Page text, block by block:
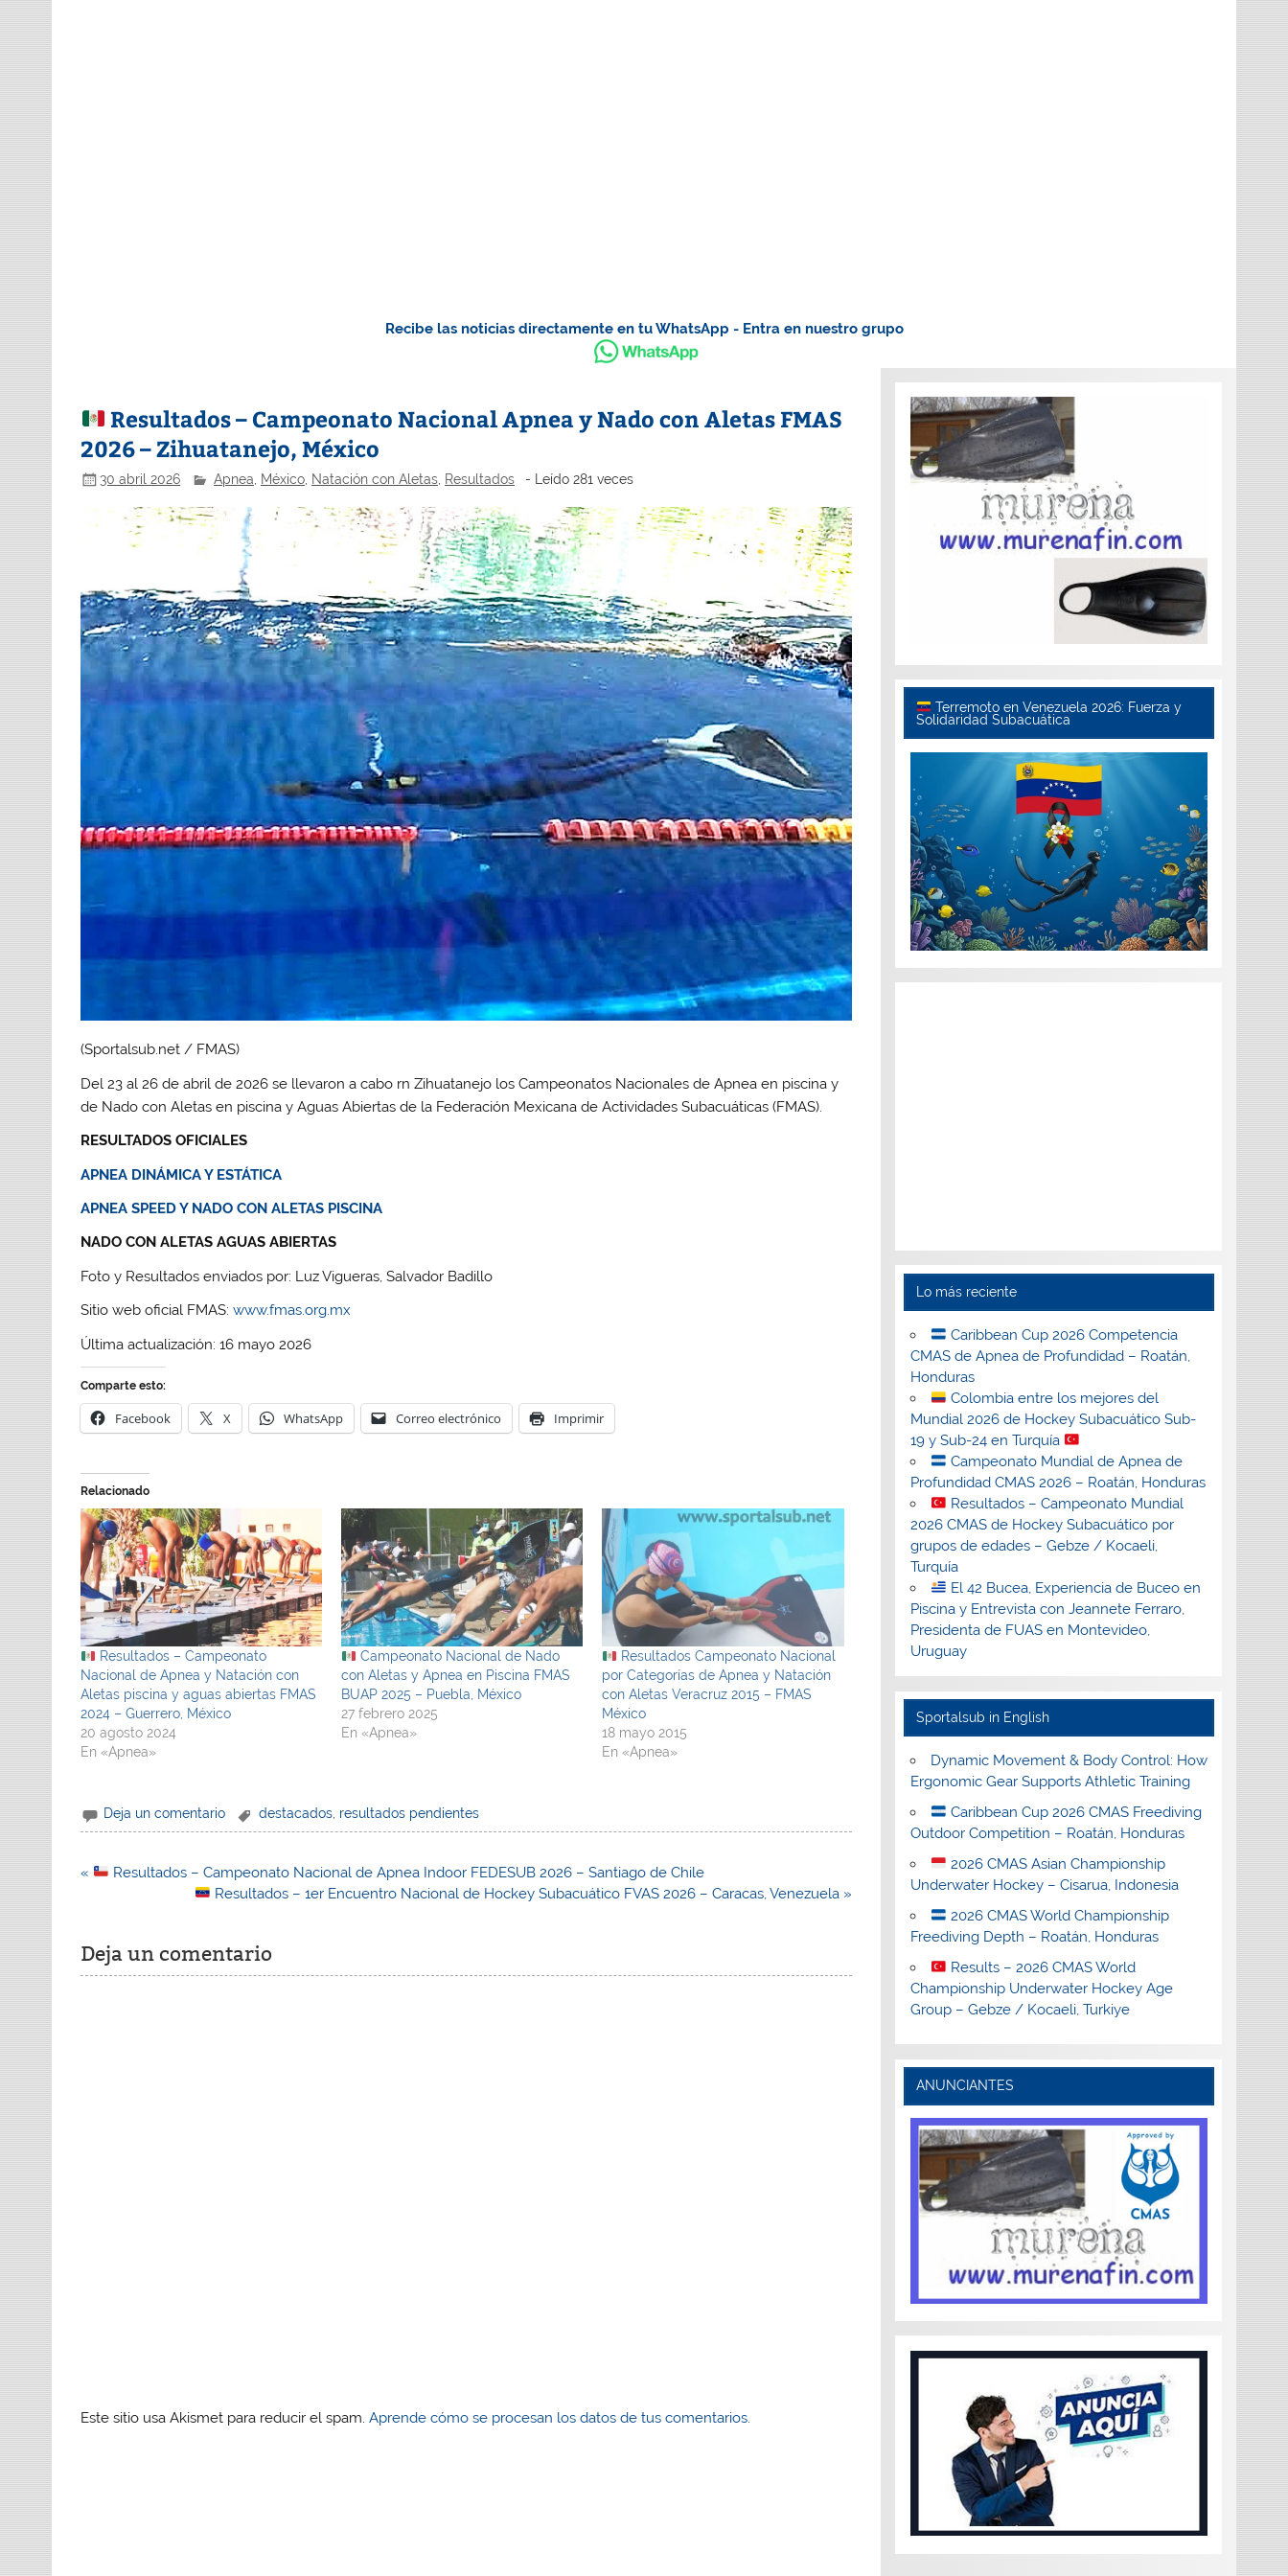
Recibe las noticias directamente en tu WhatsApp - Entra en nuestro grupo
Resultados – Campeonato Nacional Apnea y Nado con Aletas FMAS
2026 – Zihuatanejo, México
30 abril 2026 Apnea México, Natación con Aletas, Resultados - Leído 281 veces
(Sportalsub.net / FMAS)
Del 23 al 26 de abril de 2026 se llevaron a cabo rn Zihuatanejo los Campeonatos Nacionales de Apnea en piscina y
de Nado con Aletas en piscina y Aguas Abiertas de la Federación Mexicana de Actividades Subacuáticas (FMAS).
RESULTADOS OFICIALES
APNEA DINÁMICA Y ESTÁTICA
APNEA SPEED Y NADO CON ALETAS PISCINA
NADO CON ALETAS AGUAS ABIERTAS
Foto y Resultados enviados por: Luz Vigueras, Salvador Badillo
Sitio web oficial FMAS:www.fmas.org.mx
Última actualización: 16 mayo 2026
Comparte esto:
Facebook X WhatsApp Correo electrónico Imprimir
Relacionado
Resultados – Campeonato
Nacional de Apnea y Natación con
Aletas piscina y aguas abiertas FMAS
2024 – Guerrero, México
20 agosto 2024
En «Apnea»
Campeonato Nacional de Nado
con Aletas y Apnea en Piscina FMAS
BUAP 2025 – Puebla, México
27 febrero 2025
En «Apnea»
Resultados Campeonato Nacional
por Categorías de Apnea y Natación
con Aletas Veracruz 2015 – FMAS
México
18 mayo 2015
En «Apnea»
Deja un comentario destacados, resultados pendientes
Navegación
«
Resultados – Campeonato Nacional de Apnea Indoor FEDESUB 2026 – Santiago de Chile
Resultados – 1er Encuentro Nacional de Hockey Subacuático FVAS 2026 – Caracas, Venezuela »
Deja un comentario
Este sitio usa Akismet para reducir el spam.Aprende cómo se procesan los datos de tus comentarios.
Terremoto en Venezuela 2026: Fuerza y
Solidaridad Subacuática
Lo más reciente
Caribbean Cup 2026 Competencia
CMAS de Apnea de Profundidad – Roatán,
Honduras
Colombia entre los mejores del
Mundial 2026 de Hockey Subacuático Sub-
19 y Sub-24 en Turquía
Campeonato Mundial de Apnea de
Profundidad CMAS 2026 – Roatán, Honduras
Resultados – Campeonato Mundial
2026 CMAS de Hockey Subacuático por
grupos de edades – Gebze / Kocaeli,
Turquía
El 42 Bucea, Experiencia de Buceo en
Piscina y Entrevista con Jeannete Ferraro,
Presidenta de FUAS en Montevideo,
Uruguay
Sportalsub in English
Dynamic Movement & Body Control: How
Ergonomic Gear Supports Athletic Training
Caribbean Cup 2026 CMAS Freediving
Outdoor Competition – Roatán, Honduras
2026 CMAS Asian Championship
Underwater Hockey – Cisarua, Indonesia
2026 CMAS World Championship
Freediving Depth – Roatán, Honduras
Results – 2026 CMAS World
Championship Underwater Hockey Age
Group – Gebze / Kocaeli, Turkiye
ANUNCIANTES